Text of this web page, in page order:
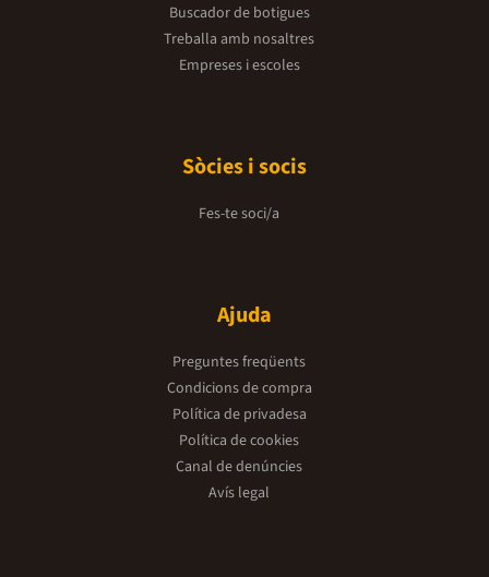
Buscador de botigues
Treballa amb nosaltres
Empreses i escoles
Sòcies i socis
Fes-te soci/a
Ajuda
Preguntes freqüents
Condicions de compra
Política de privadesa
Política de cookies
Canal de denúncies
Avís legal